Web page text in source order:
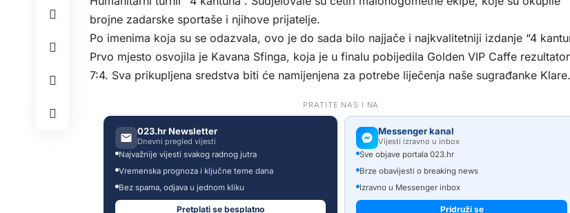
brojne zadarske sportaše i njihove prijatelje.
Po imenima koja su se odazvala, ovo je do sada bilo najjače i najkvalitetniji izdanje “4
Prvo mjesto osvojila je Kavana Sfinga, koja je u finalu pobijedila Golden VIP Caffe
7:4. Sva prikupljena sredstva biti će namijenjena za potrebe liječenja naše sugrađanke Klare.
PRATITE NAS I NA
023.hr Newsletter
Dnevni pregled vijesti
Najvažnije vijesti svakog radnog jutra
Vremenska prognoza i ključne teme dana
Bez spama, odjava u jednom kliku
Pretplati se besplatno
Messenger kanal
Vijesti izravno u inbox
Sve objave portala 023.hr
Brze obavijesti o breaking news
Izravno u Messenger inbox
Pridruži se